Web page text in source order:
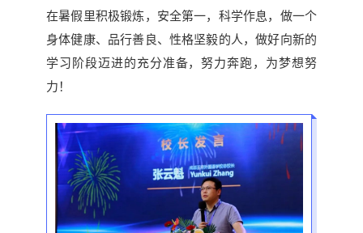
在暑假里积极锻炼，安全第一，科学作息，做一个
身体健康、品行善良、性格坚毅的人，做好向新的
学习阶段迈进的充分准备，努力奔跑，为梦想努
力！